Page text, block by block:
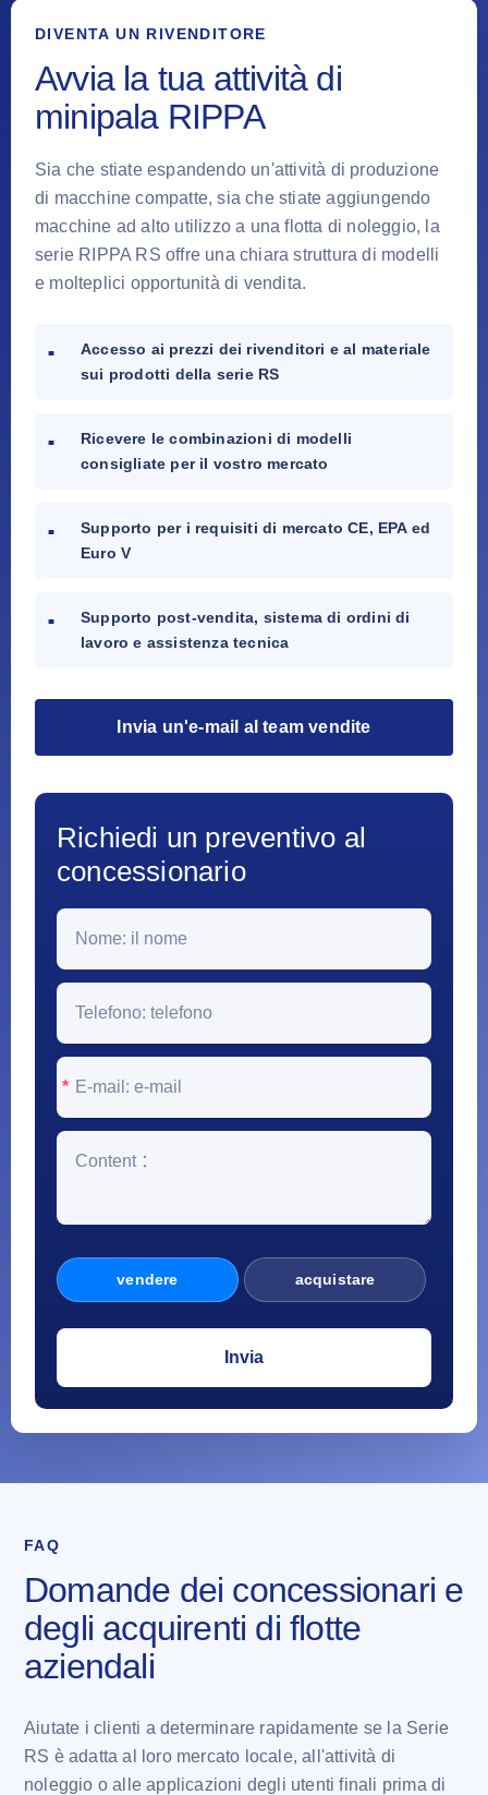
DIVENTA UN RIVENDITORE
Avvia la tua attività di
minipala RIPPA
Sia che stiate espandendo un'attività di produzione
di macchine compatte, sia che stiate aggiungendo
macchine ad alto utilizzo a una flotta di noleggio, la
serie RIPPA RS offre una chiara struttura di modelli
e molteplici opportunità di vendita.
Accesso ai prezzi dei rivenditori e al materiale
sui prodotti della serie RS
Ricevere le combinazioni di modelli
consigliate per il vostro mercato
Supporto per i requisiti di mercato CE, EPA ed
Euro V
Supporto post-vendita, sistema di ordini di
lavoro e assistenza tecnica
Invia un'e-mail al team vendite
Richiedi un preventivo al
concessionario
*
vendere acquistare
FAQ
Domande dei concessionari e
degli acquirenti di flotte
aziendali
Aiutate i clienti a determinare rapidamente se la Serie
RS è adatta al loro mercato locale, all'attività di
noleggio o alle applicazioni degli utenti finali prima di